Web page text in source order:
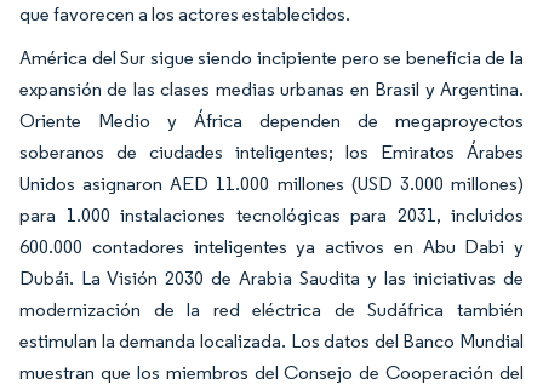
que favorecen a los actores establecidos.
América del Sur sigue siendo incipiente pero se beneficia de la
expansión de las clases medias urbanas en Brasil y Argentina.
Oriente Medio y África dependen de megaproyectos
soberanos de ciudades inteligentes; los Emiratos Árabes
Unidos asignaron AED 11.000 millones (USD 3.000 millones)
para 1.000 instalaciones tecnológicas para 2031, incluidos
600.000 contadores inteligentes ya activos en Abu Dabi y
Dubái. La Visión 2030 de Arabia Saudita y las iniciativas de
modernización de la red eléctrica de Sudáfrica también
estimulan la demanda localizada. Los datos del Banco Mundial
muestran que los miembros del Consejo de Cooperación del